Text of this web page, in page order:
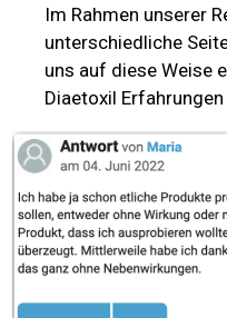
Im Rahmen unserer
unterschiedliche
uns auf diese Weise
Diaetoxil